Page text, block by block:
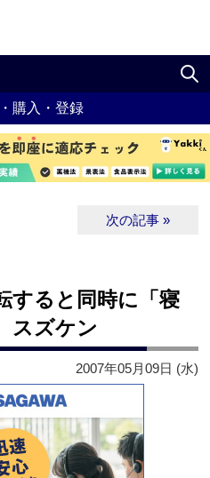
購入・登録
次の記事 »
すると同時に「寝
スズケン
2007年05月09日 (水)